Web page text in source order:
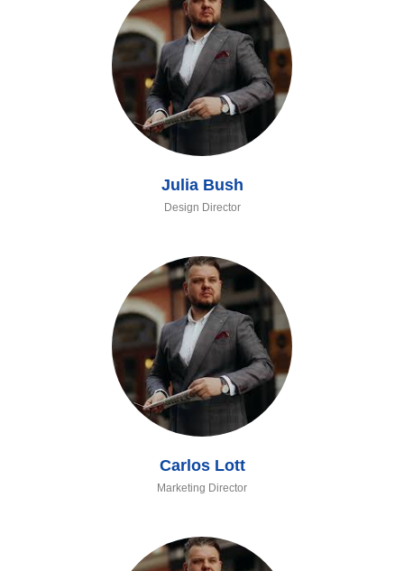
Julia Bush
Design Director
Carlos Lott
Marketing Director